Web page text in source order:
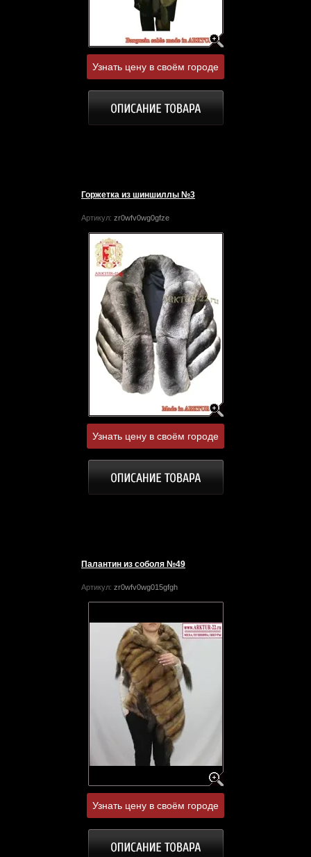
Узнать цену в своём городе
Горжетка из шиншиллы №3
Артикул: zr0wfv0wg0gfze
Узнать цену в своём городе
Палантин из соболя №49
Артикул: zr0wfv0wg015gfgh
Узнать цену в своём городе